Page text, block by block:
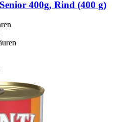
400g, Rind (400 g)